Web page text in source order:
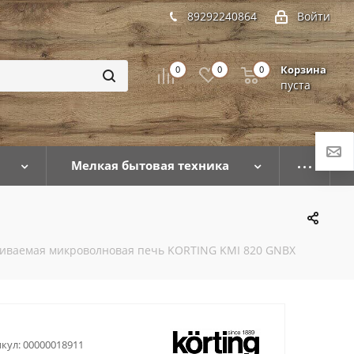
Войти
89292240864
0 0 Корзина
пуста
0
Мелкая бытовая техника
микроволновая печь KORTING KMI 820 GNBX
00000018911